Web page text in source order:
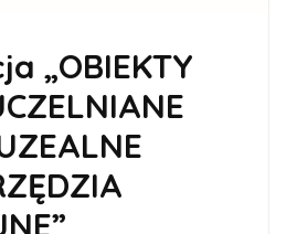
„OBIEKTY